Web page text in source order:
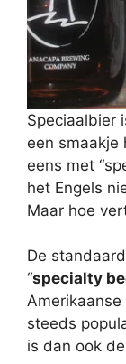
Speciaalbier
een smaakje
eens met
het Engels
Maar hoe
De
“specialty
Amerikaanse
steeds
is dan ook